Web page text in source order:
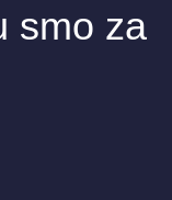
smo za